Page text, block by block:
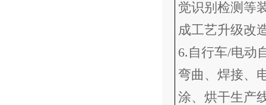
觉识别检测等
成工艺升级改
6.自行车/电动
弯曲、焊接、
涂、烘干生产